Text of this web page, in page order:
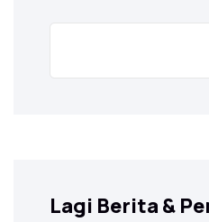
Lagi Berita &